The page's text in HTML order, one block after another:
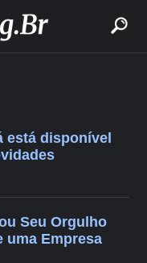
está disponível
Seu Orgulho
uma Empresa